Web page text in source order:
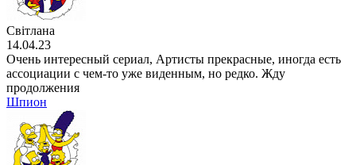
Світлана
14.04.23
Очень интересный сериал, Артисты прекрасные, иногда есть
ассоциации с чем-то уже виденным, но редко. Жду
продолжения
Шпион